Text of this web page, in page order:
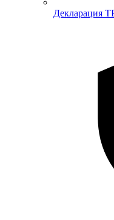
Декларация